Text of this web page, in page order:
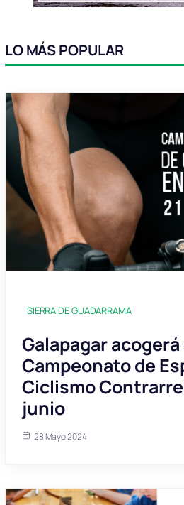
LO MÁS POPULAR
SIERRA DE GUADARRAMA
Galapagar acogerá
Campeonato de
Ciclismo
junio
28 Mayo 2024